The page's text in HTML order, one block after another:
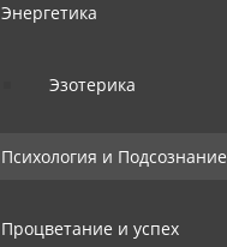
Энергетика
Эзотерика
Психология и Подсознание
Процветание и успех